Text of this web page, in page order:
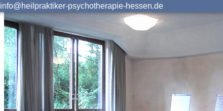
info@heilpraktiker-psychotherapie-hessen.de